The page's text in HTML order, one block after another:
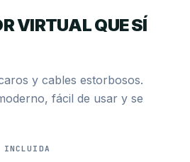
VIRTUAL QUE SÍ
y cables estorbosos.
fácil de usar y se
INCLUIDA